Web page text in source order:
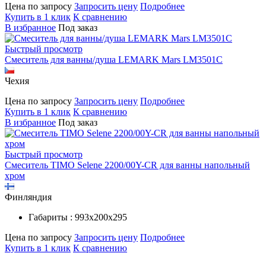
Цена по запросу Запросить цену Подробнее
Купить в 1 клик К сравнению
В избранное Под заказ
Быстрый просмотр
Смеситель для ванны/душа LEMARK Mars LM3501C
Чехия
Цена по запросу Запросить цену Подробнее
Купить в 1 клик К сравнению
В избранное Под заказ
Быстрый просмотр
Смеситель TIMO Selene 2200/00Y-CR для ванны напольный
хром
Финляндия
Габариты : 993х200х295
Цена по запросу Запросить цену Подробнее
Купить в 1 клик К сравнению